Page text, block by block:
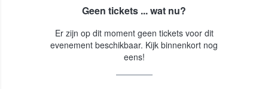
Geen tickets ... wat nu?
Er zijn op dit moment geen tickets voor dit
evenement beschikbaar. Kijk binnenkort nog
eens!